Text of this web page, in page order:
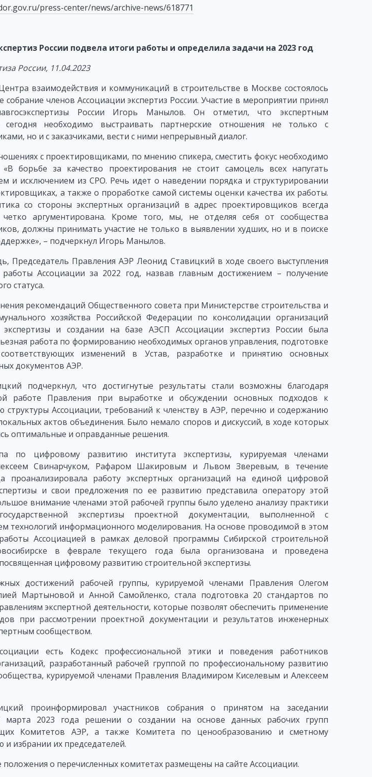
press-center/news/archive-news/618771
России подвела итоги работы и определила задачи на 2023 год
России, 11.04.2023
взаимодействия и коммуникаций в строительстве в Москве состоялось
собрание членов Ассоциации экспертиз России. Участие в мероприятии принял
России Игорь Манылов. Он отметил, что экспертным
сегодня необходимо выстраивать партнерские отношения не только с
но и с заказчиками, вести с ними непрерывный диалог.
с проектировщиками, по мнению спикера, сместить фокус необходимо
«В борьбе за качество проектирования не стоит самоцель всех напугать
и исключением из СРО. Речь идет о наведении порядка и структурировании
а также о проработке самой системы оценки качества их работы.
со стороны экспертных организаций в адрес проектировщиков всегда
аргументирована. Кроме того, мы, не отделяя себя от сообщества
должны принимать участие не только в выявлении худших, но и в поиске
– подчеркнул Игорь Манылов.
Председатель Правления АЭР Леонид Ставицкий в ходе своего выступления
Ассоциации за 2022 год, назвав главным достижением – получение
статуса.
рекомендаций Общественного совета при Министерстве строительства и
хозяйства Российской Федерации по консолидации организаций
экспертизы и создании на базе АЭСП Ассоциации экспертиз России была
работа по формированию необходимых органов управления, подготовке
изменений в Устав, разработке и принятию основных
документов АЭР.
подчеркнул, что достигнутые результаты стали возможны благодаря
работе Правления при выработке и обсуждении основных подходов к
Ассоциации, требований к членству в АЭР, перечню и содержанию
актов объединения. Было немало споров и дискуссий, в ходе которых
оптимальные и оправданные решения.
по цифровому развитию института экспертизы, курируемая членами
Свинарчуком, Рафаром Шакировым и Львом Зверевым, в течение
проанализировала работу экспертных организаций на единой цифровой
и свои предложения по ее развитию представила оператору этой
внимание членами этой рабочей группы было уделено анализу практики
экспертизы проектной документации, выполненной с
технологий информационного моделирования. На основе проводимой в этом
Ассоциацией в рамках деловой программы Сибирской строительной
в феврале текущего года была организована и проведена
цифровому развитию строительной экспертизы.
достижений рабочей группы, курируемой членами Правления Олегом
Мартыновой и Анной Самойленко, стала подготовка 20 стандартов по
экспертной деятельности, которые позволят обеспечить применение
при рассмотрении проектной документации и результатов инженерных
сообществом.
есть Кодекс профессиональной этики и поведения работников
разработанный рабочей группой по профессиональному развитию
курируемой членами Правления Владимиром Киселевым и Алексеем
проинформировал участников собрания о принятом на заседании
марта 2023 года решении о создании на основе данных рабочих групп
Комитетов АЭР, а также Комитета по ценообразованию и сметному
избрании их председателей.
о перечисленных комитетах размещены на сайте Ассоциации.